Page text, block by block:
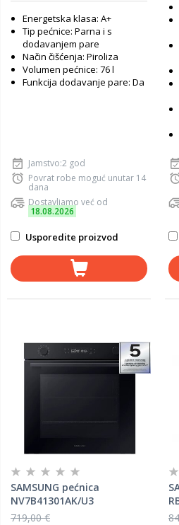
Energetska klasa: A+
Tip pećnice: Parna i s
dodavanjem pare
Način čišćenja: Piroliza
Volumen pećnice: 76 l
Funkcija dodavanje pare: Da
Jamstvo:2 god
Povrat robe moguć unutar 14
dana
Dostavljamo već od
18.08.2026
Usporedite proizvod
SAMSUNG pećnica
NV7B41301AK/U3
719,00 €